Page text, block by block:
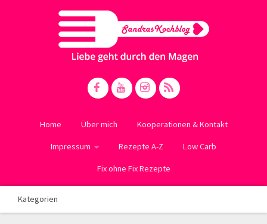
Home Über mich Kooperationen & Kontakt
Impressum Rezepte A-Z Low Carb
Fix ohne Fix Rezepte
Kategorien